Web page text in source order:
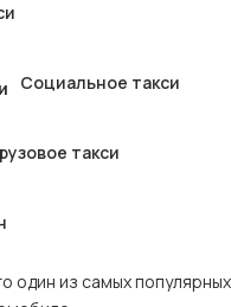
Социальное такси
такси
один из самых